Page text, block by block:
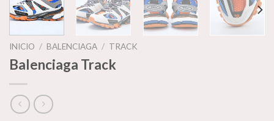
INICIO / BALENCIAGA / TRACK
Balenciaga Track